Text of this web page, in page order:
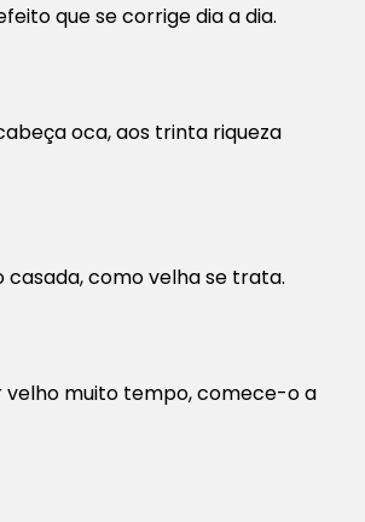
que se corrige dia a dia.
oca, aos trinta riqueza
casada, como velha se trata.
velho muito tempo, comece-o a